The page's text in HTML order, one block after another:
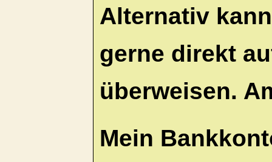
Alternativ
gerne direkt
überweisen.
Mein